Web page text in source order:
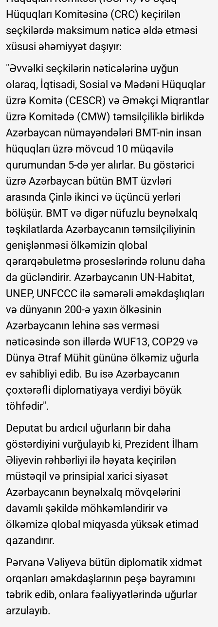
Hüquqları Komitəsinə (CRC) keçirilən
seçkilərdə maksimum nəticə əldə etməsi
xüsusi əhəmiyyət daşıyır:
"Əvvəlki seçkilərin nəticələrinə uyğun
olaraq, İqtisadi, Sosial və Mədəni Hüquqlar
üzrə Komitə (CESCR) və Əməkçi Miqrantlar
üzrə Komitədə (CMW) təmsilçiliklə birlikdə
Azərbaycan nümayəndələri BMT-nin insan
hüquqları üzrə mövcud 10 müqavilə
qurumundan 5-də yer alırlar. Bu göstərici
üzrə Azərbaycan bütün BMT üzvləri
arasında Çinlə ikinci və üçüncü yerləri
bölüşür. BMT və digər nüfuzlu beynəlxalq
təşkilatlarda Azərbaycanın təmsilçiliyinin
genişlənməsi ölkəmizin qlobal
qərarqəbuletmə proseslərində rolunu daha
da gücləndirir. Azərbaycanın UN-Habitat,
UNEP, UNFCCC ilə səmərəli əməkdaşlıqları
və dünyanın 200-ə yaxın ölkəsinin
Azərbaycanın lehinə səs verməsi
nəticəsində son illərdə WUF13, COP29 və
Dünya Ətraf Mühit gününə ölkəmiz uğurla
ev sahibliyi edib. Bu isə Azərbaycanın
çoxtərəfli diplomatiyaya verdiyi böyük
töhfədir".
Deputat bu ardıcıl uğurların bir daha
göstərdiyini vurğulayıb ki, Prezident İlham
Əliyevin rəhbərliyi ilə həyata keçirilən
müstəqil və prinsipial xarici siyasət
Azərbaycanın beynəlxalq mövqelərini
davamlı şəkildə möhkəmləndirir və
ölkəmizə qlobal miqyasda yüksək etimad
qazandırır.
Pərvanə Vəliyeva bütün diplomatik xidmət
orqanları əməkdaşlarının peşə bayramını
təbrik edib, onlara fəaliyyətlərində uğurlar
arzulayıb.